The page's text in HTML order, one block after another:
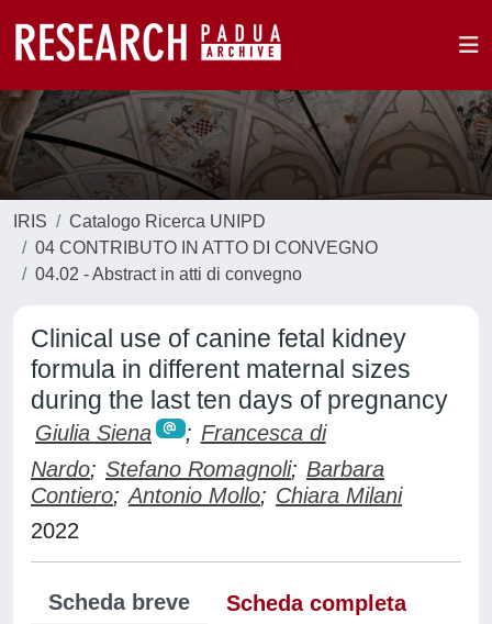
IRIS
Catalogo Ricerca UNIPD
04 CONTRIBUTO IN ATTO DI CONVEGNO
04.02 - Abstract in atti di convegno
Clinical use of canine fetal kidney
formula in different maternal sizes
during the last ten days of pregnancy
Giulia Siena ; Francesca di
Nardo; Stefano Romagnoli; Barbara
Contiero; Antonio Mollo; Chiara Milani
2022
Scheda breve
Scheda completa